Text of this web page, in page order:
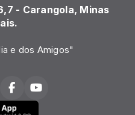
- Carangola, Minas
e dos Amigos"